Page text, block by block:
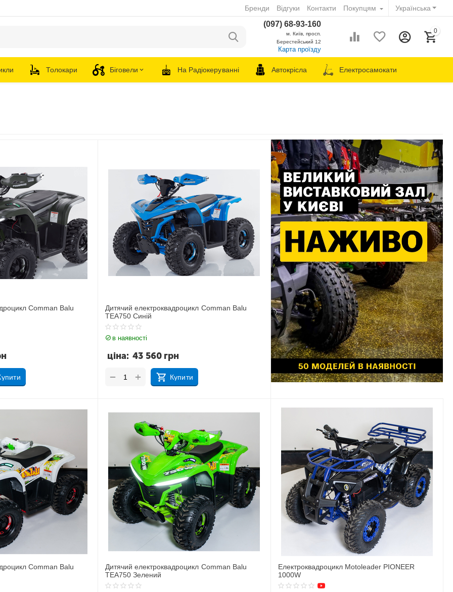
Українська
Бренди Відгуки Контакти Покупцям
(097) 68-93-160
м. Київ, просп.
Берестейський 12
Карта проїзду
0
Толокари Біговели На Радіокеруванні Автокрісла Електросамокати
Comman Balu
Дитячий електроквадроцикл Comman Balu
TEA750 Синій
в наявності
43 560 грн
ціна:
Купити
+
−
Comman Balu
Дитячий електроквадроцикл Comman Balu
TEA750 Зелений
Електроквадроцикл Motoleader PIONEER
1000W